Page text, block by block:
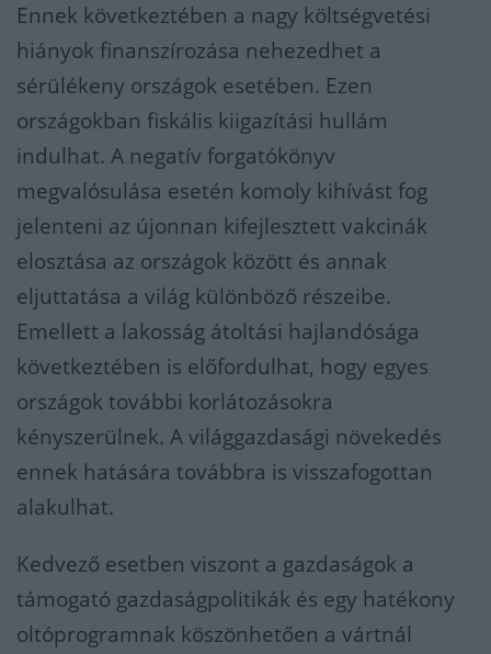
Ennek következtében a nagy költségvetési
hiányok finanszírozása nehezedhet a
sérülékeny országok esetében. Ezen
országokban fiskális kiigazítási hullám
indulhat. A negatív forgatókönyv
megvalósulása esetén komoly kihívást fog
jelenteni az újonnan kifejlesztett vakcinák
elosztása az országok között és annak
eljuttatása a világ különböző részeibe.
Emellett a lakosság átoltási hajlandósága
következtében is előfordulhat, hogy egyes
országok további korlátozásokra
kényszerülnek. A világgazdasági növekedés
ennek hatására továbbra is visszafogottan
alakulhat.
Kedvező esetben viszont a gazdaságok a
támogató gazdaságpolitikák és egy hatékony
oltóprogramnak köszönhetően a vártnál